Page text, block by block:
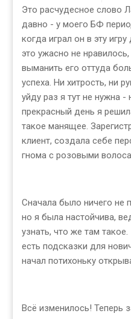
Это расчудесное слово
давно - у моего БФ
когда играл он в эту
это ужасно не
выманить его оттуда
успеха. Ни хитрость, ни
уйду раз я тут не нужна -
прекрасный день я
такое манящее.
клиент, создала себе
гнома с розовыми
Сначала было ничего не
но я была настойчива,
узнать, что же там
есть подсказки для
начал потихоньку
Всё изменилось! Теперь